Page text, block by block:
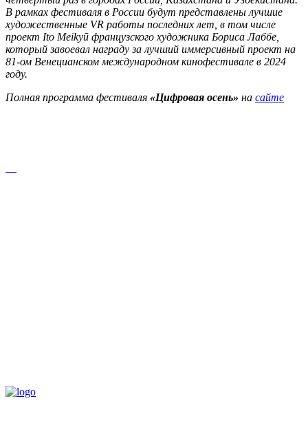
В рамках фестиваля в России будут представлены лучшие
художественные VR работы последних лет, в том числе
проект Ito Meikyū французского художника Бориса Лаббе,
который завоевал награду за лучший иммерсивный проект на
81-ом Венецианском международном кинофестивале в 2024
году.
Полная программа фестиваля «Цифровая осень» на сайте